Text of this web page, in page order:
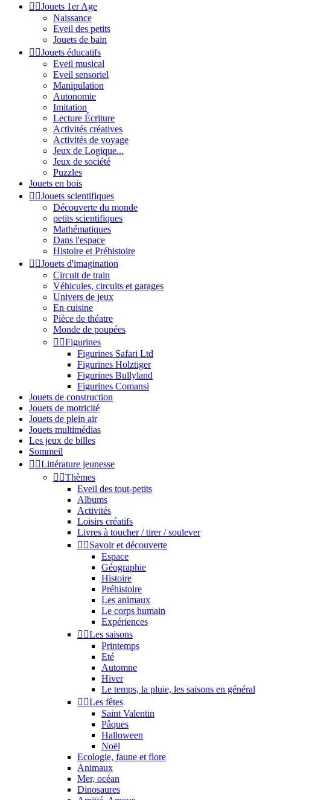
 Jouets 1er Age
Naissance
Eveil des petits
Jouets de bain
 Jouets éducatifs
Eveil musical
Eveil sensoriel
Manipulation
Autonomie
Imitation
Lecture Écriture
Activités créatives
Activités de voyage
Jeux de Logique...
Jeux de société
Puzzles
Jouets en bois
 Jouets scientifiques
Découverte du monde
petits scientifiques
Mathématiques
Dans l'espace
Histoire et Préhistoire
 Jouets d'imagination
Circuit de train
Véhicules, circuits et garages
Univers de jeux
En cuisine
Pièce de théatre
Monde de poupées
 Figurines
Figurines Safari Ltd
Figurines Holztiger
Figurines Bullyland
Figurines Comansi
Jouets de construction
Jouets de motricité
Jouets de plein air
Jouets multimédias
Les jeux de billes
Sommeil
 Littérature jeunesse
 Thèmes
Eveil des tout-petits
Albums
Activités
Loisirs créatifs
Livres à toucher / tirer / soulever
 Savoir et découverte
Espace
Géographie
Histoire
Préhistoire
Les animaux
Le corps humain
Expériences
 Les saisons
Printemps
Eté
Automne
Hiver
Le temps, la pluie, les saisons en général
 Les fêtes
Saint Valentin
Pâques
Halloween
Noël
Ecologie, faune et flore
Animaux
Mer, océan
Dinosaures